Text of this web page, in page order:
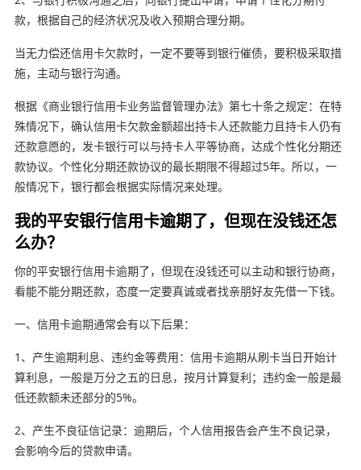
款，根据自己的经济状况及收入预期合理分期。
当无力偿还信用卡欠款时，一定不要等到银行催债，要积极采取措
施，主动与银行沟通。
根据《商业银行信用卡业务监督管理办法》第七十条之规定：在特
殊情况下，确认信用卡欠款金额超出持卡人还款能力且持卡人仍有
还款意愿的，发卡银行可以与持卡人平等协商，达成个性化分期还
款协议。个性化分期还款协议的最长期限不得超过5年。所以，一
般情况下，银行都会根据实际情况来处理。
我的平安银行信用卡逾期了，但现在没钱还怎
么办？
你的平安银行信用卡逾期了，但现在没钱还可以主动和银行协商，
看能不能分期还款，态度一定要真诚或者找亲朋好友先借一下钱。
一、信用卡逾期通常会有以下后果：
1、产生逾期利息、违约金等费用：信用卡逾期从刷卡当日开始计
算利息，一般是万分之五的日息，按月计算复利；违约金一般是最
低还款额未还部分的5%。
2、产生不良征信记录：逾期后，个人信用报告会产生不良记录，
会影响今后的贷款申请。